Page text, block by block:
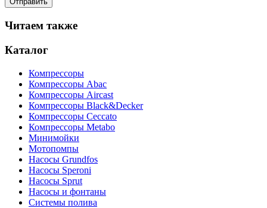
Читаем также
Каталог
Компрессоры
Компрессоры Abac
Компрессоры Aircast
Компрессоры Black&Decker
Компрессоры Ceccato
Компрессоры Metabo
Минимойки
Мотопомпы
Насосы Grundfos
Насосы Speroni
Насосы Sprut
Насосы и фонтаны
Системы полива